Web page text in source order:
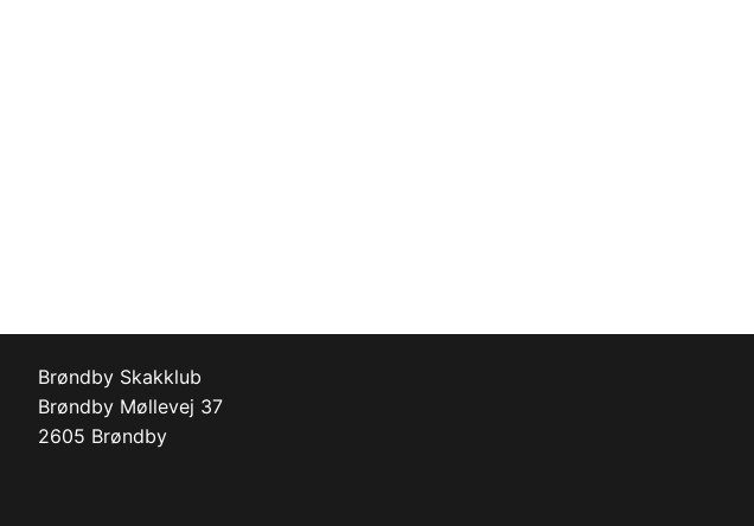
Brøndby Skakklub
Brøndby Møllevej 37
2605 Brøndby